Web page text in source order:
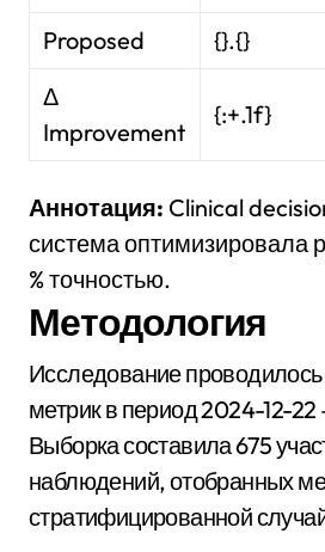
Proposed
{}.{}
Δ
Improvement
{:+.1f}
Аннотация: Clinical
система оптимизировала
% точностью.
Методология
Исследование
метрик в период 2024-12-22
Выборка составила 675
наблюдений, отобранных
стратифицированной